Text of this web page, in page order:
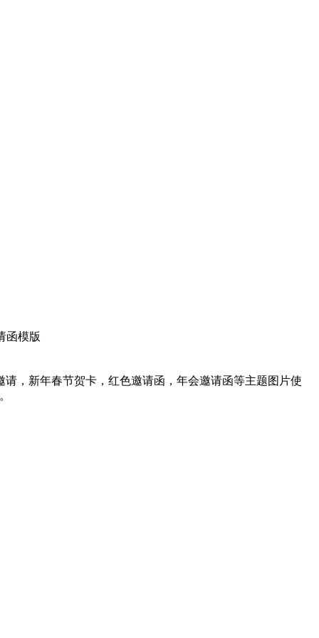
函模版
，新年春节贺卡，红色邀请函，年会邀请函等主题图片使